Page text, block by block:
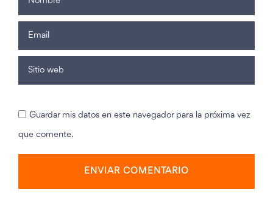
Guardar mis datos en este navegador para la próxima vez
que comente.